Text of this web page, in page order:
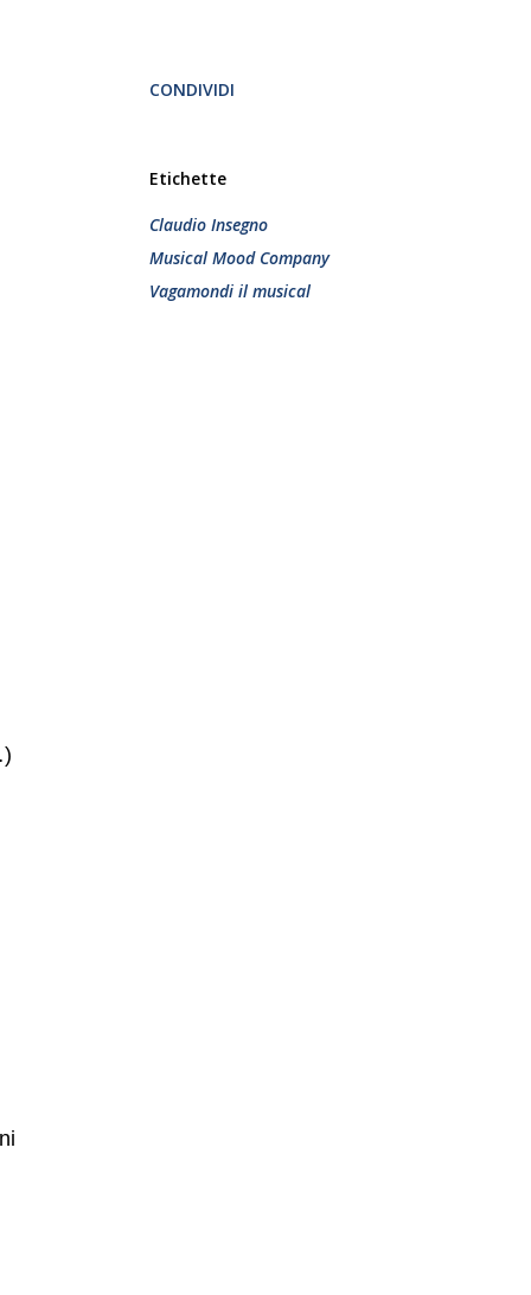
CONDIVIDI
Etichette
Claudio Insegno
Musical Mood Company
Vagamondi il musical